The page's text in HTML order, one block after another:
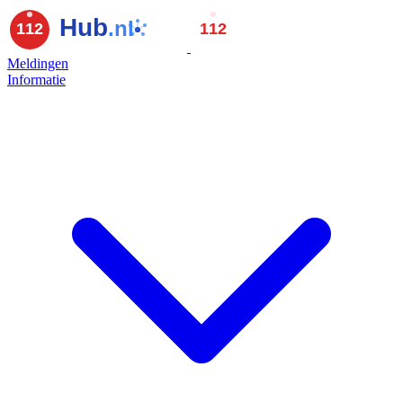
Meldingen
Informatie